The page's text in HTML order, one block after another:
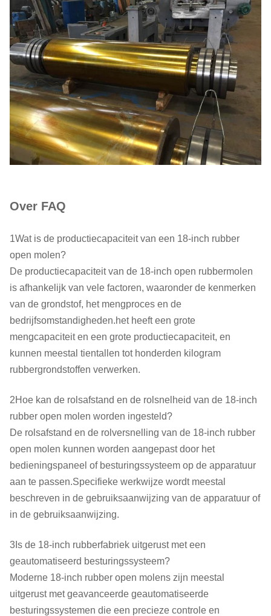
Over FAQ
1Wat is de productiecapaciteit van een 18-inch rubber
open molen?
De productiecapaciteit van de 18-inch open rubbermolen
is afhankelijk van vele factoren, waaronder de kenmerken
van de grondstof, het mengproces en de
bedrijfsomstandigheden.het heeft een grote
mengcapaciteit en een grote productiecapaciteit, en
kunnen meestal tientallen tot honderden kilogram
rubbergrondstoffen verwerken.
2Hoe kan de rolsafstand en de rolsnelheid van de 18-inch
rubber open molen worden ingesteld?
De rolsafstand en de rolversnelling van de 18-inch rubber
open molen kunnen worden aangepast door het
bedieningspaneel of besturingssysteem op de apparatuur
aan te passen.Specifieke werkwijze wordt meestal
beschreven in de gebruiksaanwijzing van de apparatuur of
in de gebruiksaanwijzing.
3Is de 18-inch rubberfabriek uitgerust met een
geautomatiseerd besturingssysteem?
Moderne 18-inch rubber open molens zijn meestal
uitgerust met geavanceerde geautomatiseerde
besturingssystemen die een precieze controle en